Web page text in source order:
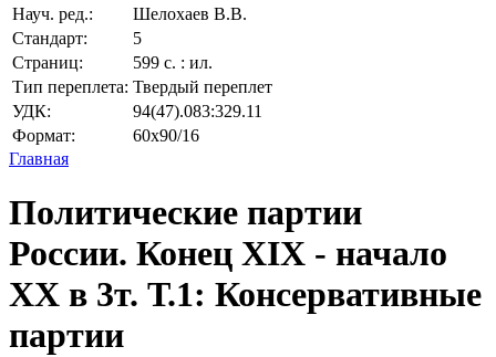
Науч. ред.:
Шелохаев В.В.
Стандарт:
5
Страниц:
599 с. : ил.
Тип переплета: Твердый переплет
УДК:
94(47).083:329.11
Формат:
60х90/16
Главная
Политические партии
России. Конец XIX - начало
XX в 3т. Т.1: Консервативные
партии